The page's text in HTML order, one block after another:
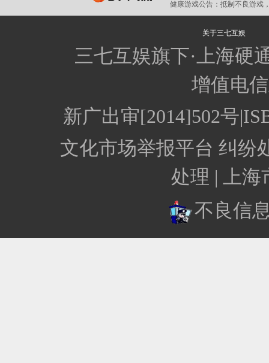
健康游戏公告： 抵制不良游戏
关于三七互娱
三七互娱旗下·上海硬
增值电
新广出审[2014]502号
文化市场举报平台 纠纷
处理 |
上
不良信